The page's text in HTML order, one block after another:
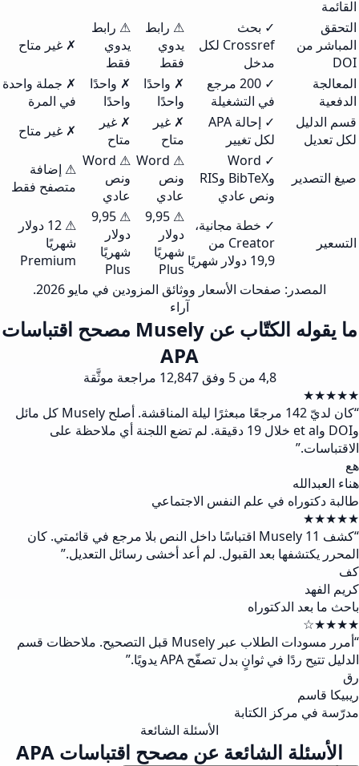
القائمة
التحقق
المباشر من
DOI
✓ بحث
Crossref لكل
مدخل
⚠ رابط
يدوي
فقط
⚠ رابط
يدوي
فقط
✗ غير متاح
المعالجة
الدفعية
✓ 200 مرجع
في التشغيلة
✗ واحدًا
واحدًا
✗ واحدًا
واحدًا
✗ جملة واحدة
في المرة
قسم الدليل
لكل تعديل
✓ إحالة APA
لكل تغيير
✗ غير
متاح
✗ غير
متاح
✗ غير متاح
صيغ التصدير
✓ Word
وBibTeX وRIS
ونص عادي
⚠ Word
ونص
عادي
⚠ Word
ونص
عادي
⚠ إضافة
متصفح فقط
التسعير
✓ خطة مجانية،
Creator من
19,9 دولار شهريًا
⚠ 9,95
دولار
شهريًا
Plus
⚠ 9,95
دولار
شهريًا
Plus
⚠ 12 دولار
شهريًا
Premium
المصدر: صفحات الأسعار ووثائق المزودين في مايو 2026.
آراء
ما يقوله الكتّاب عن Musely مصحح اقتباسات
APA
4,8 من 5 وفق 12,847 مراجعة موثَّقة
★★★★★
“
كان لديّ 142 مرجعًا مبعثرًا ليلة المناقشة. أصلح Musely كل مائل
وDOI وet al خلال 19 دقيقة. لم تضع اللجنة أي ملاحظة على
الاقتباسات.”
هع
هناء العبدالله
طالبة دكتوراه في علم النفس الاجتماعي
★★★★★
“
كشف Musely 11 اقتباسًا داخل النص بلا مرجع في قائمتي. كان
المحرر يكتشفها بعد القبول. لم أعد أخشى رسائل التعديل.”
كف
كريم الفهد
باحث ما بعد الدكتوراه
★★★★☆
“
أمرر مسودات الطلاب عبر Musely قبل التصحيح. ملاحظات قسم
الدليل تتيح ردًا في ثوانٍ بدل تصفّح APA يدويًا.
”
رق
ريبيكا قاسم
مدرّسة في مركز الكتابة
الأسئلة الشائعة
الأسئلة الشائعة عن مصحح اقتباسات APA